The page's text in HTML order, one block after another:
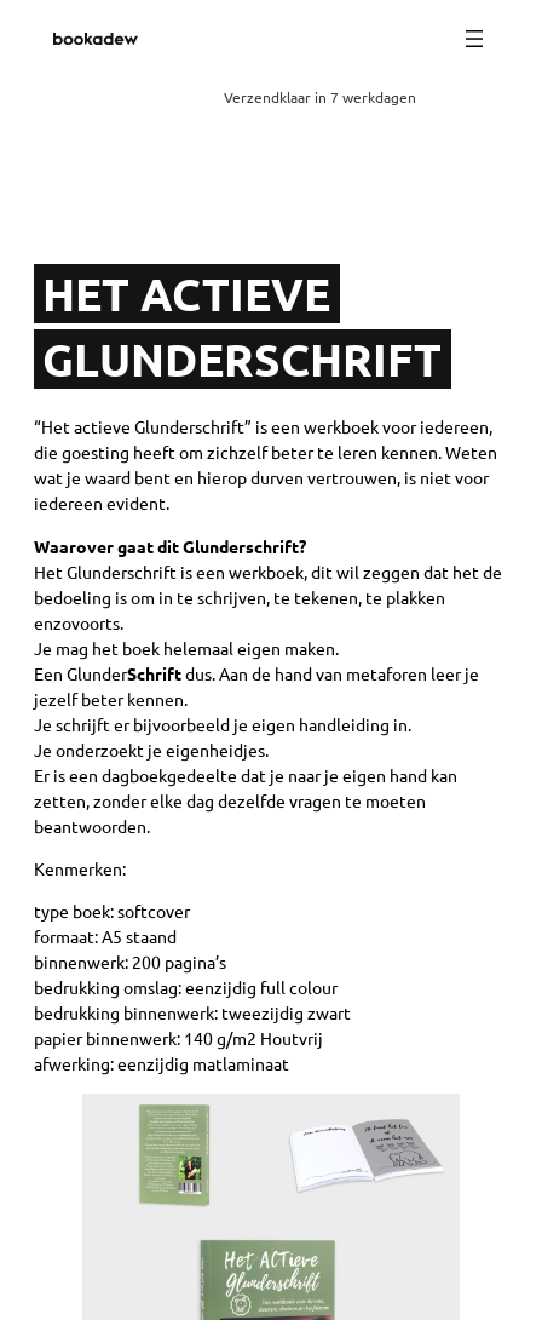
Verzendklaar in 7 werkdagen
HET ACTIEVE
GLUNDERSCHRIFT
“Het actieve Glunderschrift” is een werkboek voor iedereen,
die goesting heeft om zichzelf beter te leren kennen. Weten
wat je waard bent en hierop durven vertrouwen, is niet voor
iedereen evident.
Waarover gaat dit Glunderschrift?
Het Glunderschrift is een werkboek, dit wil zeggen dat het de
bedoeling is om in te schrijven, te tekenen, te plakken
enzovoorts.
Je mag het boek helemaal eigen maken.
Een GlunderSchriftdus. Aan de hand van metaforen leer je
jezelf beter kennen.
Je schrijft er bijvoorbeeld je eigen handleiding in.
Je onderzoekt je eigenheidjes.
Er is een dagboekgedeelte dat je naar je eigen hand kan
zetten, zonder elke dag dezelfde vragen te moeten
beantwoorden.
Kenmerken:
type boek: softcover
formaat: A5 staand
binnenwerk: 200 pagina’s
bedrukking omslag: eenzijdig full colour
bedrukking binnenwerk: tweezijdig zwart
papier binnenwerk: 140 g/m2 Houtvrij
afwerking: eenzijdig matlaminaat